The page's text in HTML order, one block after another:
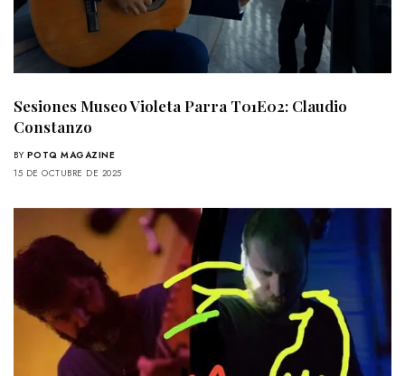
Sesiones Museo Violeta Parra T01E02: Claudio
Constanzo
BY POTQ MAGAZINE
15 DE OCTUBRE DE 2025